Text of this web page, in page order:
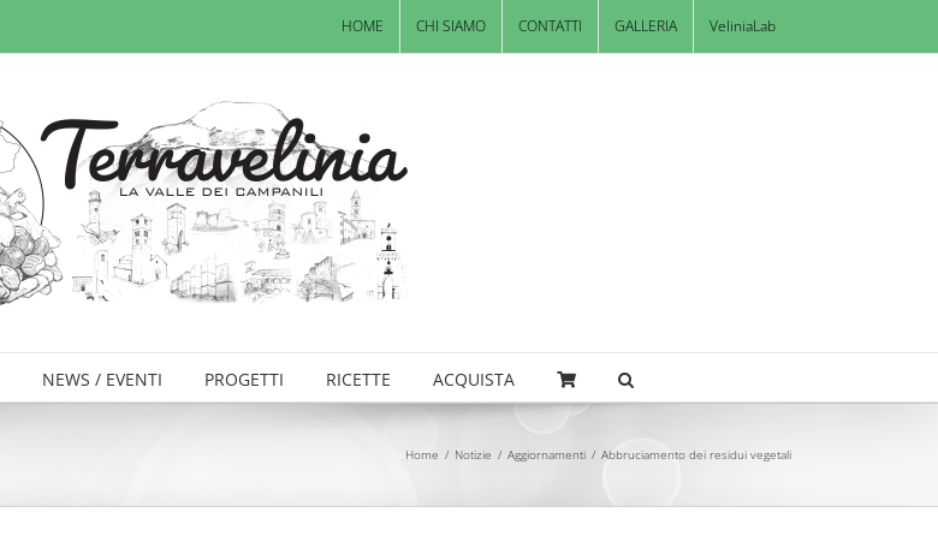
HOME CHI SIAMO CONTATTI GALLERIA VeliniaLab
NEWS / EVENTI PROGETTI RICETTE ACQUISTA
Home / Notizie / Aggiornamenti / Abbruciamento dei residui vegetali